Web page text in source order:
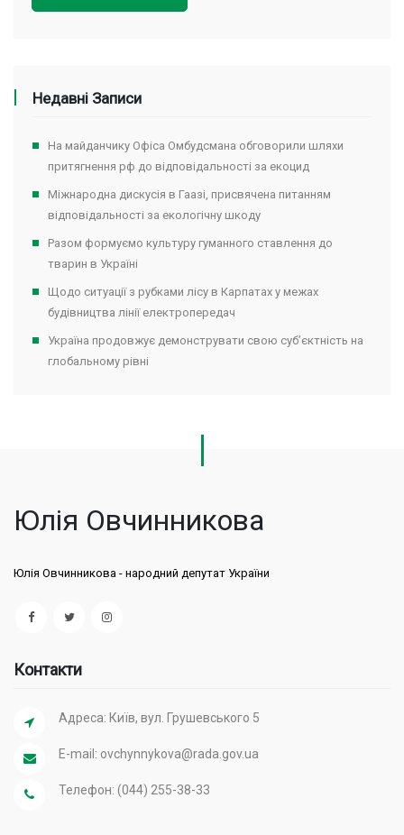
Недавні Записи
На майданчику Офіса Омбудсмана обговорили шляхи
притягнення рф до відповідальності за екоцид
Міжнародна дискусія в Гаазі, присвячена питанням
відповідальності за екологічну шкоду
Разом формуємо культуру гуманного ставлення до
тварин в Україні
Щодо ситуації з рубками лісу в Карпатах у межах
будівництва лінії електропередач
Україна продовжує демонструвати свою суб’єктність на
глобальному рівні
Юлія Овчинникова
Юлія Овчинникова - народний депутат України
Контакти
Адреса: Київ, вул. Грушевського 5
E-mail: ovchynnykova@rada.gov.ua
Телефон: (044) 255-38-33